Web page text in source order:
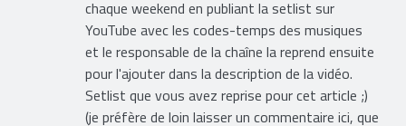
chaque weekend en publiant la setlist sur
YouTube avec les codes-temps des musiques
et le responsable de la chaîne la reprend ensuite
pour l'ajouter dans la description de la vidéo.
Setlist que vous avez reprise pour cet article ;)
(je préfère de loin laisser un commentaire ici, que